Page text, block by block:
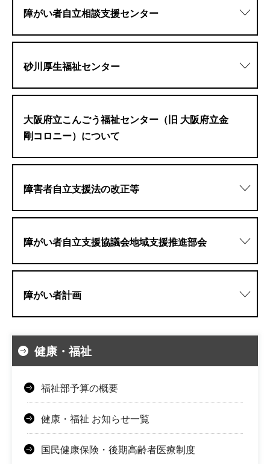
障がい者自立相談支援センター
砂川厚生福祉センター
大阪府立こんごう福祉センター（旧 大阪府立金
剛コロニー）について
障害者自立支援法の改正等
障がい者自立支援協議会地域支援推進部会
障がい者計画
健康・福祉
福祉部予算の概要
健康・福祉 お知らせ一覧
国民健康保険・後期高齢者医療制度